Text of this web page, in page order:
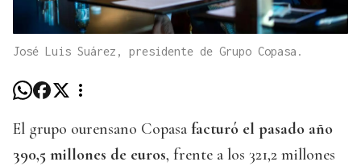
José Luis Suárez, presidente de Grupo Copasa.
El grupo ourensano Copasa facturó el pasado año
390,5 millones de euros, frente a los 321,2 millones